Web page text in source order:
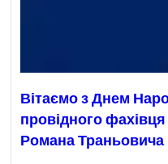
Вітаємо з Днем
провідного
Романа Траньовича